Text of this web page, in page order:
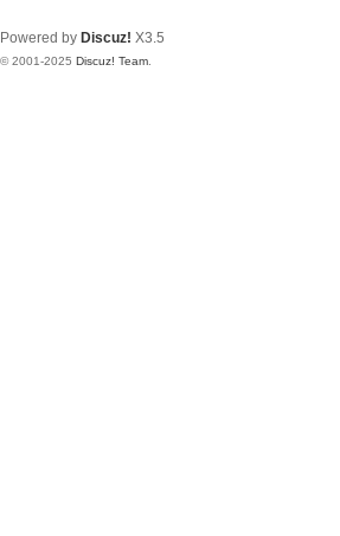
Powered by Discuz! X3.5
© 2001-2025 Discuz! Team